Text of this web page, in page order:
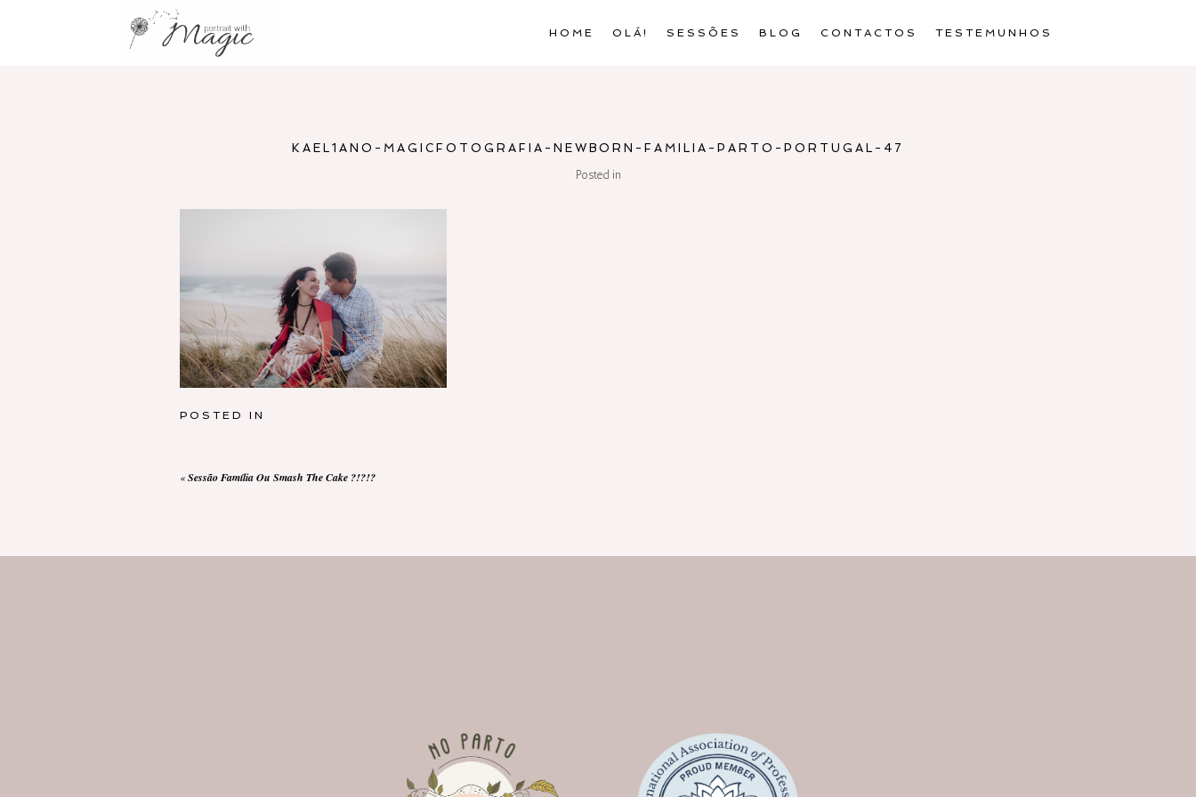
HOME OLÁ! SESSÕES BLOG CONTACTOS TESTEMUNHOS
KAEL1ANO-MAGICFOTOGRAFIA-NEWBORN-FAMILIA-PARTO-PORTUGAL-47
Posted in
POSTED IN
« Sessão Família Ou Smash The Cake ?!?!?